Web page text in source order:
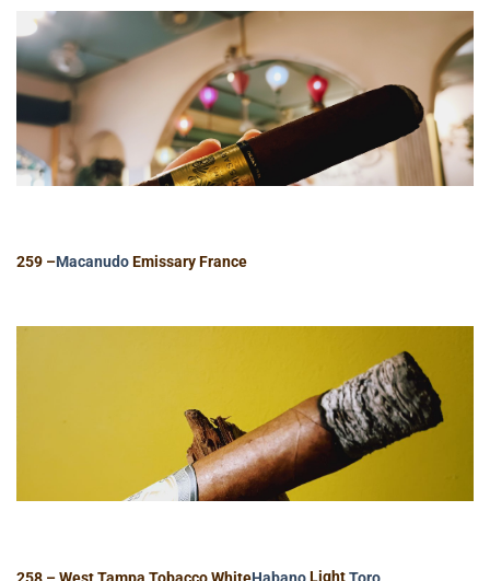
259 –MacanudoEmissary France
258 – West Tampa Tobacco WhiteHabanoLightToro